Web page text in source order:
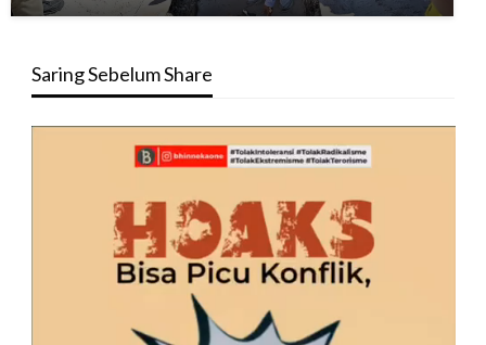
Saring Sebelum Share